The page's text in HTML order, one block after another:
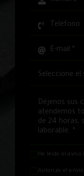
He leído elaviso
Autorizo el